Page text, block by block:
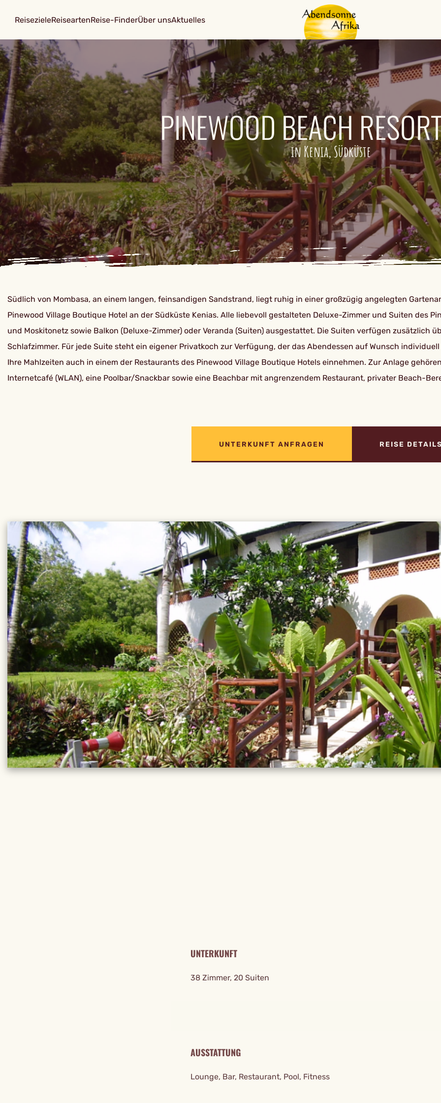
ReisezieleReiseartenReise-FinderÜber unsAktuelles
PINEWOOD BEACH
in Kenia, Südküste
Südlich von Mombasa, an einem langen, feinsandigen Sandstrand, liegt ruhig in einer großzügig angelegten
Pinewood Village Boutique Hotel an der Südküste Kenias. Alle liebevoll gestalteten Deluxe-Zimmer und Suiten des
und Moskitonetz sowie Balkon (Deluxe-Zimmer) oder Veranda (Suiten) ausgestattet. Die Suiten verfügen zusätzlich
Schlafzimmer. Für jede Suite steht ein eigener Privatkoch zur Verfügung, der das Abendessen auf Wunsch
Ihre Mahlzeiten auch in einem der Restaurants des Pinewood Village Boutique Hotels einnehmen. Zur Anlage
Internetcafé (WLAN), eine Poolbar/Snackbar sowie eine Beachbar mit angrenzendem Restaurant, privater Beach-
UNTERKUNFT ANFRAGEN REISE
UNTERKUNFT
38 Zimmer, 20 Suiten
AUSSTATTUNG
Lounge, Bar, Restaurant, Pool, Fitness